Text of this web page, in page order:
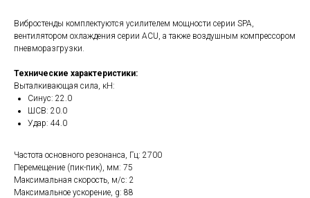
Вибростенды комплектуются усилителем мощности серии SPA,
вентилятором охлаждения серии ACU, а также воздушным компрессором
пневморазгрузки.
Технические характеристики:
Выталкивающая сила, кН:
Синус: 22.0
ШСВ: 20.0
Удар: 44.0
Частота основного резонанса, Гц: 2700
Перемещение (пик-пик), мм: 75
Максимальная скорость, м/с: 2
Максимальное ускорение, g: 88